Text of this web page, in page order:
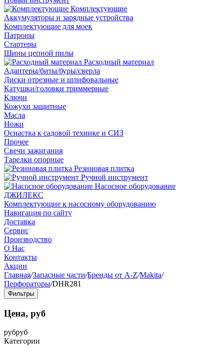
Комплектующие
Аккумуляторы и зарядные устройства
Комплектующие для моек
Патроны
Стартеры
Шины цепной пилы
Расходный материал
Адаптеры/биты/буры/сверла
Диски отрезные и шлифовальные
Катушки/головки триммерные
Ключи
Кожухи защитные
Масла
Ножи
Оснастка к садовой технике и СИЗ
Прочее
Свечи зажигания
Тарелки опорные
Резиновая плитка
Ручной инструмент
Насосное оборудование
ДЖИЛЕКС
Комплектующие к насосному оборудованию
Навигация по сайту
Доставка
Сервис
Производство
О Нас
Контакты
Акции
Главная/Запасные части/Бренды от A-Z/Makita/
Перфораторы/DHR281
Фильтры
Цена, руб
рубруб
Категории